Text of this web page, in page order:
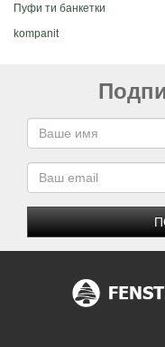
Пуфи ти банкетки
kompanit